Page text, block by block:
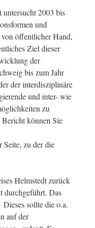
untersucht 2003 bis
und
öffentlicher Hand,
Ziel dieser
der
bis zum Jahr
der interdisziplinäre
und inter- wie
zu
können Sie
Seite, zu der die
Helmstedt zurück
durchgeführt. Das
sollte die o.a.
auf der